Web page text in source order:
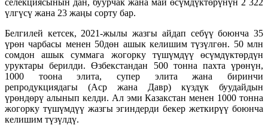
үлгүсү жана 23 жаңы сорту бар.
Белгилей кетсек, 2021-жылы жазгы айдап себүү боюнча 35
үрөн чарбасы менен 50дөн ашык келишим түзүлгөн. 50 млн
сомдон ашык суммага жогорку түшүмдүү өсүмдүктөрдүн
уруктары берилди. Өзбекстандан 500 тонна пахта үрөнүн,
1000 тоона элита, супер элита жана биринчи
репродукциядагы (Аср жана Давр) күздүк буудайдын
үрөндөрү алынып келди. Ал эми Казакстан менен 1000 тонна
жогорку түшүмдүү жазгы эгиндерди бекер жеткирүү боюнча
келишим түзүлдү.